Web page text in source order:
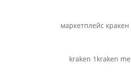
маркетплейс
kraken 1kraken